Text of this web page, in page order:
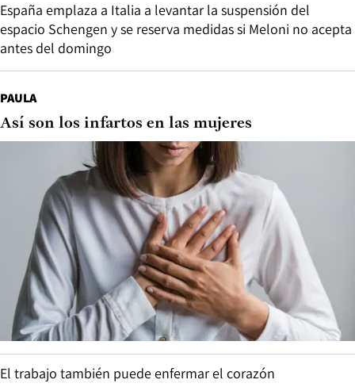
España emplaza a Italia a levantar la suspensión del
espacio Schengen y se reserva medidas si Meloni no acepta
antes del domingo
PAULA
Así son los infartos en las mujeres
El trabajo también puede enfermar el corazón